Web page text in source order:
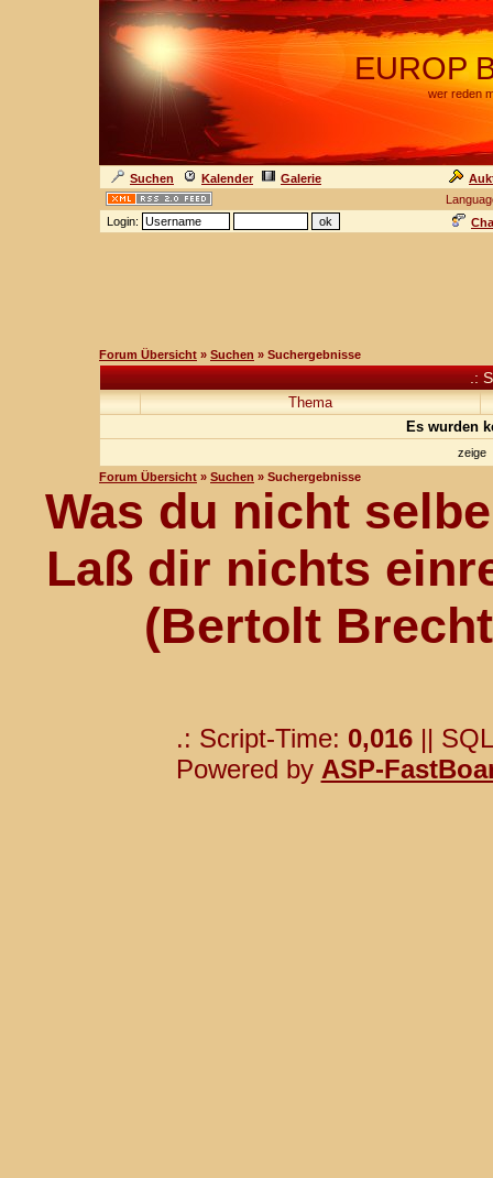
EUROP
wer reden
Suchen Kalender Galerie
Login:
Forum Übersicht » Suchen » Suchergebnisse
.:
Thema
Es wurden
zeige
Forum Übersicht » Suchen » Suchergebnisse
Was du nicht
Laß dir nichts
(Bertolt
.: Script-Time: 0,016||
Powered by ASP-